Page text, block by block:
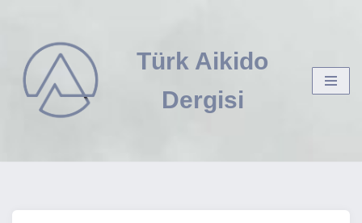
İçeriğe
geç
Türk Aikido
Dergisi